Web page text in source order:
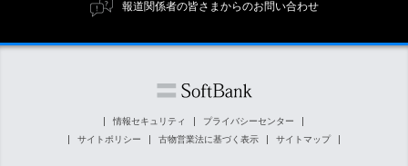
マテリアリティ（重要課題）
ESGの主な取り組み
外部評価・イニシアチブ
障がい者採用
ソフトバンク クルー採用
報道関係者の皆さまからのお問い合わせ
情報セキュリティ
プライバシーセンター
サイトポリシー
古物営業法に基づく表示 サイトマップ